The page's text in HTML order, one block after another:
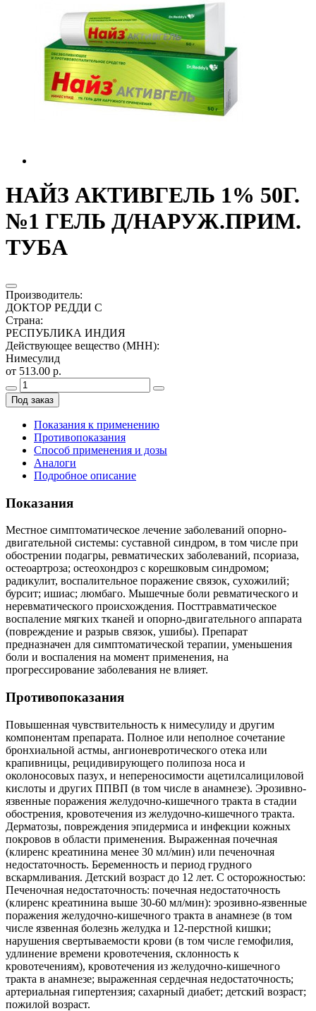
НАЙЗ АКТИВГЕЛЬ 1% 50Г.
№1 ГЕЛЬ Д/НАРУЖ.ПРИМ.
ТУБА
Производитель:
ДОКТОР РЕДДИ С
Страна:
РЕСПУБЛИКА ИНДИЯ
Действующее вещество (МНН):
Нимесулид
от 513.00 р.
Под заказ
Показания к применению
Противопоказания
Способ применения и дозы
Аналоги
Подробное описание
Показания
Местное симптоматическое лечение заболеваний опорно-
двигательной системы: суставной синдром, в том числе при
обострении подагры, ревматических заболеваний, псориаза,
остеоартроза; остеохондроз с корешковым синдромом;
радикулит, воспалительное поражение связок, сухожилий;
бурсит; ишиас; люмбаго. Мышечные боли ревматического и
неревматического происхождения. Посттравматическое
воспаление мягких тканей и опорно-двигательного аппарата
(повреждение и разрыв связок, ушибы). Препарат
предназначен для симптоматической терапии, уменьшения
боли и воспаления на момент применения, на
прогрессирование заболевания не влияет.
Противопоказания
Повышенная чувствительность к нимесулиду и другим
компонентам препарата. Полное или неполное сочетание
бронхиальной астмы, ангионевротического отека или
крапивницы, рецидивирующего полипоза носа и
околоносовых пазух, и непереносимости ацетилсалициловой
кислоты и других ППВП (в том числе в анамнезе). Эрозивно-
язвенные поражения желудочно-кишечного тракта в стадии
обострения, кровотечения из желудочно-кишечного тракта.
Дерматозы, повреждения эпидермиса и инфекции кожных
покровов в области применения. Выраженная почечная
(клиренс креатинина менее 30 мл/мин) или печеночная
недостаточность. Беременность и период грудного
вскармливания. Детский возраст до 12 лет. С осторожностью:
Печеночная недостаточность: почечная недостаточность
(клиренс креатинина выше 30-60 мл/мин): эрозивно-язвенные
поражения желудочно-кишечного тракта в анамнезе (в том
числе язвенная болезнь желудка и 12-перстной кишки;
нарушения свертываемости крови (в том числе гемофилия,
удлинение времени кровотечения, склонность к
кровотечениям), кровотечения из желудочно-кишечного
тракта в анамнезе; выраженная сердечная недостаточность;
артериальная гипертензия; сахарный диабет; детский возраст;
пожилой возраст.